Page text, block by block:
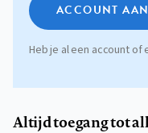
ACCOUNT
Heb je al een account of
Altijd toegang tot